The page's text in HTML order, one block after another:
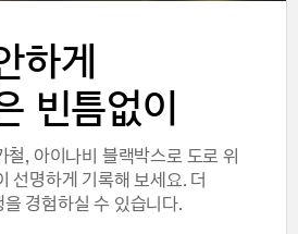
하게
빈틈없이
, 아이나비 블랙박스로 도로 위
선명하게 기록해 보세요. 더
경험하실 수 있습니다.